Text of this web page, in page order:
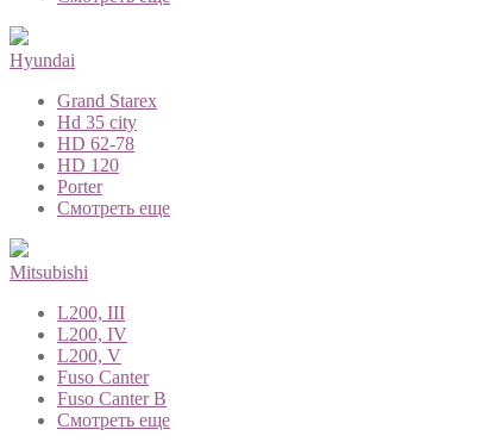
Hyundai
Grand Starex
Hd 35 city
HD 62-78
HD 120
Porter
Смотреть еще
Mitsubishi
L200, III
L200, IV
L200, V
Fuso Canter
Fuso Canter B
Смотреть еще